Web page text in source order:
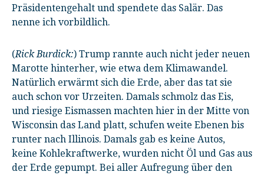
Präsidentengehalt und spendete das Salär. Das
nenne ich vorbildlich.
(Rick Burdick:) Trump rannte auch nicht jeder neuen
Marotte hinterher, wie etwa dem Klimawandel.
Natürlich erwärmt sich die Erde, aber das tat sie
auch schon vor Urzeiten. Damals schmolz das Eis,
und riesige Eismassen machten hier in der Mitte von
Wisconsin das Land platt, schufen weite Ebenen bis
runter nach Illinois. Damals gab es keine Autos,
keine Kohlekraftwerke, wurden nicht Öl und Gas aus
der Erde gepumpt. Bei aller Aufregung über den